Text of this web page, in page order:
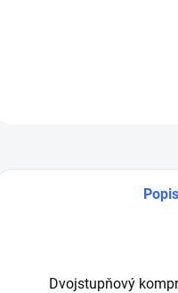
Popis
Dvojstupňový